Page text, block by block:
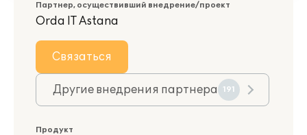
Партнер, осуществивший внедрение/проект
Orda IT Astana
Связаться
Другие внедрения партнера 191
Продукт